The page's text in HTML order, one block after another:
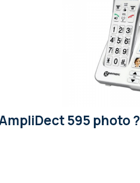
595 photo ?